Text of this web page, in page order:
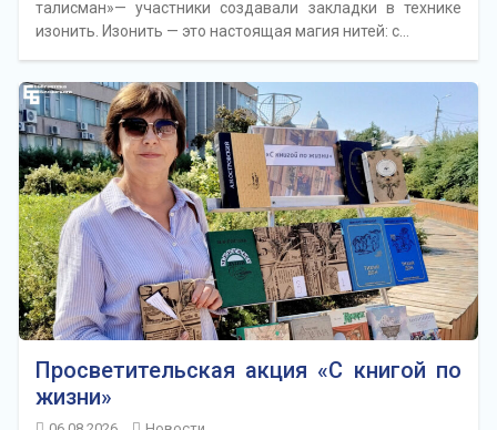
талисман»— участники создавали закладки в технике
изонить. Изонить — это настоящая магия нитей: с…
Просветительская акция «С книгой по
жизни»